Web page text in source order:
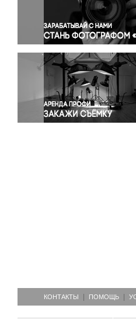
Правосудие
Происшествия и
Религия
Светская жизнь
Спорт
Экология
Экономика и бизнес
КОНТАКТЫ ПОМОЩЬ